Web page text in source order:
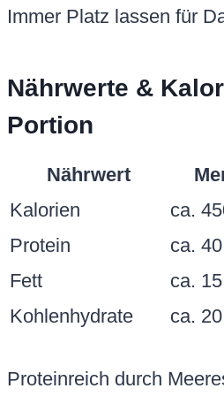
Immer Platz lassen für
Nährwerte &
Portion
Nährwert
Kalorien
ca.
Protein
ca.
Fett
ca.
Kohlenhydrate
ca.
Proteinreich durch